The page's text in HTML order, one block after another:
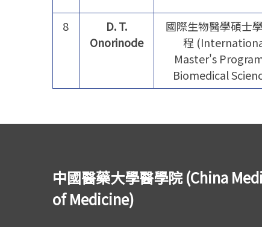
8
D. T.
Onorinode
國際生物醫學碩士
程
Master's
Biomedical
中國醫藥大學醫學院 (China
of Medicine)